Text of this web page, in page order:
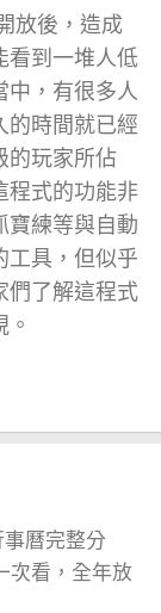
放後，造成
看到一堆人低
中，有很多人
的時間就已經
的玩家所佔
程式的功能非
寶練等與自動
工具，但似乎
們了解這程式
事曆完整分
次看，全年放